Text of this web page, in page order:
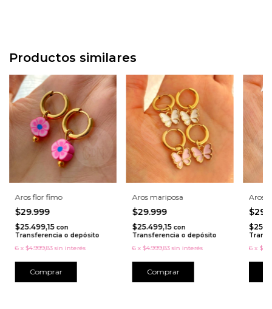
Productos similares
Aros flor fimo
$29.999
$25.499,15 con
Transferencia o depósito
6 x $4.999,83 sin interés
Aros mariposa
$29.999
$25.499,15 con
Transferencia o depósito
6 x $4.999,83 sin interés
Comprar
Aros
6 x